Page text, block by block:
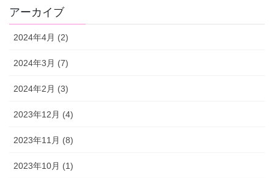
アーカイブ
2024年4月 (2)
2024年3月 (7)
2024年2月 (3)
2023年12月 (4)
2023年11月 (8)
2023年10月 (1)